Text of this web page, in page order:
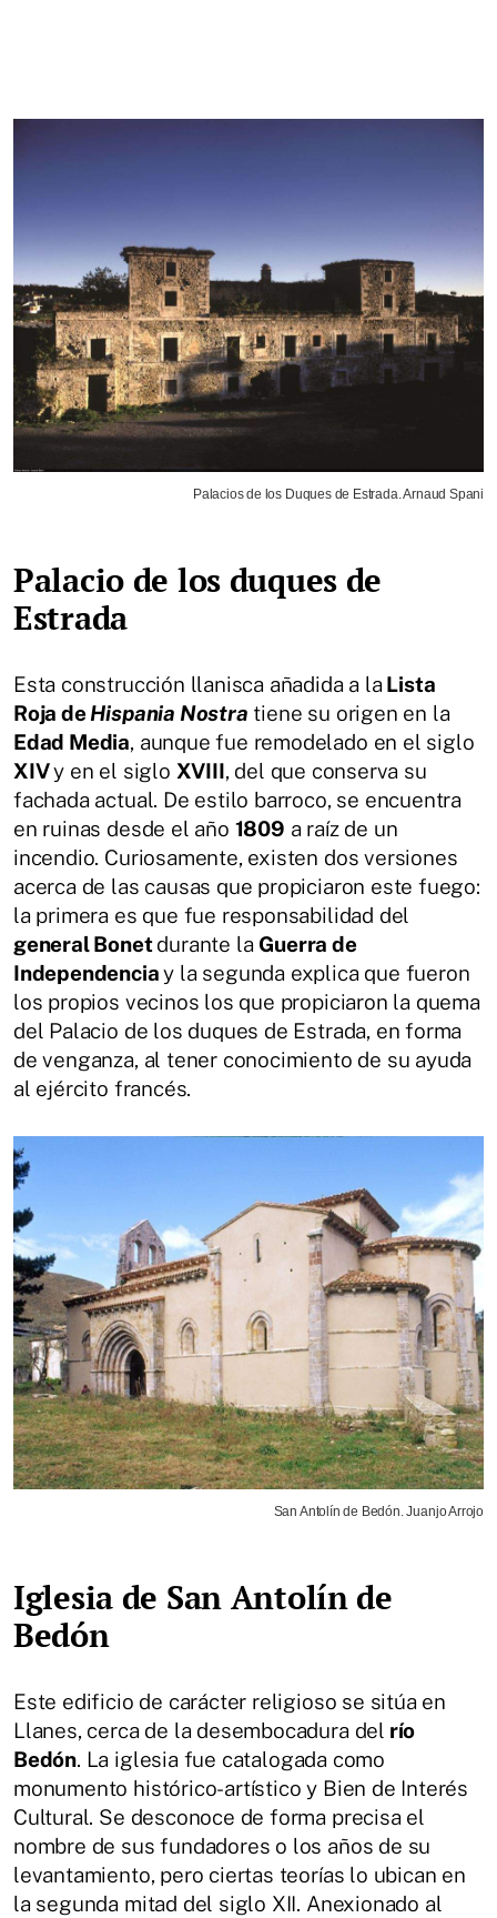
Palacios de los Duques de Estrada. Arnaud Spani
Palacio de los duques de
Estrada
Esta construcción llanisca añadida a la Lista
Roja deHispania Nostra tiene su origen en la
Edad Media, aunque fue remodelado en el siglo
XIVy en el siglo XVIII, del que conserva su
fachada actual. De estilo barroco, se encuentra
en ruinas desde el año 1809 a raíz de un
incendio. Curiosamente, existen dos versiones
acerca de las causas que propiciaron este fuego:
la primera es que fue responsabilidad del
general Bonetdurante la Guerra de
Independenciay la segunda explica que fueron
los propios vecinos los que propiciaron la quema
del Palacio de los duques de Estrada, en forma
de venganza, al tener conocimiento de su ayuda
al ejército francés.
San Antolín de Bedón. Juanjo Arrojo
Iglesia de San Antolín de
Bedón
Este edificio de carácter religioso se sitúa en
Llanes, cerca de la desembocadura del río
Bedón. La iglesia fue catalogada como
monumento histórico-artístico y Bien de Interés
Cultural. Se desconoce de forma precisa el
nombre de sus fundadores o los años de su
levantamiento, pero ciertas teorías lo ubican en
la segunda mitad del siglo XII. Anexionado al